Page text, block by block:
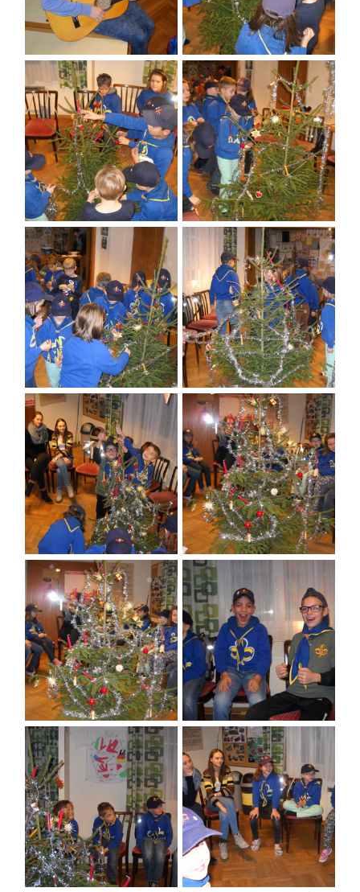
HOME
WIR
LEITUNG
SPARTEN
ELTERNRAT
ABENTEUERCAMP
FLOHMARKT
KONTAKT